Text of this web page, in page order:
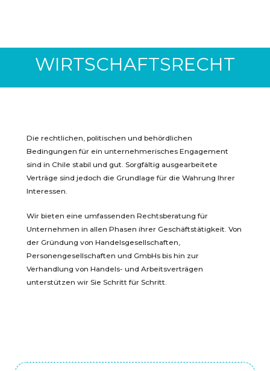
WIRTSCHAFTSRECHT
Die rechtlichen, politischen und behördlichen
Bedingungen für ein unternehmerisches Engagement
sind in Chile stabil und gut. Sorgfältig ausgearbeitete
Verträge sind jedoch die Grundlage für die Wahrung Ihrer
Interessen.
Wir bieten eine umfassenden Rechtsberatung für
Unternehmen in allen Phasen ihrer Geschäftstätigkeit. Von
der Gründung von Handelsgesellschaften,
Personengesellschaften und GmbHs bis hin zur
Verhandlung von Handels- und Arbeitsverträgen
unterstützen wir Sie Schritt für Schritt.